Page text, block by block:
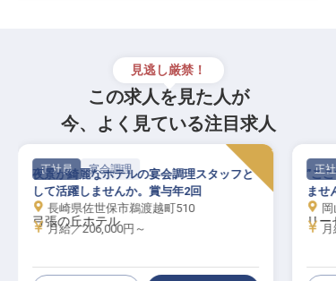
見逃し厳禁！
この求人を見た人が
今、よく見ている注目求人
正社員 宴会調理
弓張の丘ホテル
夜景が綺麗なホテルの宴会調理スタッフと
して活躍しませんか。賞与年2回
長崎県佐世保市鵜渡越町510
月給／206,000円～
正社
リー
”こ
ませ